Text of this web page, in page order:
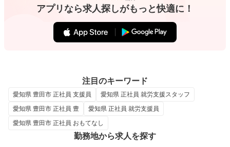
アプリなら求人探しがもっと快適に！
注目のキーワード
愛知県 豊田市 正社員 支援員
愛知県 正社員 就労支援スタッフ
愛知県 豊田市 正社員 豊
愛知県 正社員 就労支援員
愛知県 豊田市 正社員 おもてなし
勤務地から求人を探す